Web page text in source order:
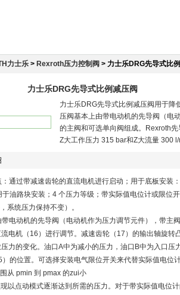
力士乐 > Rexroth压力控制阀 > 力士乐DRG先导式比
力士乐DRG先导式比例减压阀
力士乐DRG先导式比例减压阀用于降
压阀基本上由带电动机的先导阀（电
的主阀和可选单向阀组成。Rexroth
Z大工作压力 315 bar和Z大流量 300 l/
：通过带减速齿轮的直流电机进行启动；用于底板安装
油路块安装；4 个压力等级；带实际值电位计或限位
系统压力保持不变）。
电动机的先导阀（电动机作为压力调节元件），带主
电机（16）进行调节。减速齿轮（17）的输出轴旋转
力的变化。油口A中为减小的压力，油口B中为入口压
的位置。可选择安装电气限位开关来代替实际值电位
从 pmin 到 pmax 的zui小
以点动模式逐渐达到所需的压力。对于带实际值电位